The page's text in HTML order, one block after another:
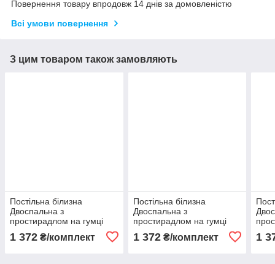
Повернення товару впродовж 14 днів за домовленістю
Всі умови повернення
З цим товаром також замовляють
Постільна білизна
Двоспальна з
простирадлом на гумці
постільної білизни
1 372 ₴/комплект
Постільна білизна
Двоспальна з
простирадлом на гумці
160х200+20 см Комплект
постільної білизни
1 372₴/комплект 1